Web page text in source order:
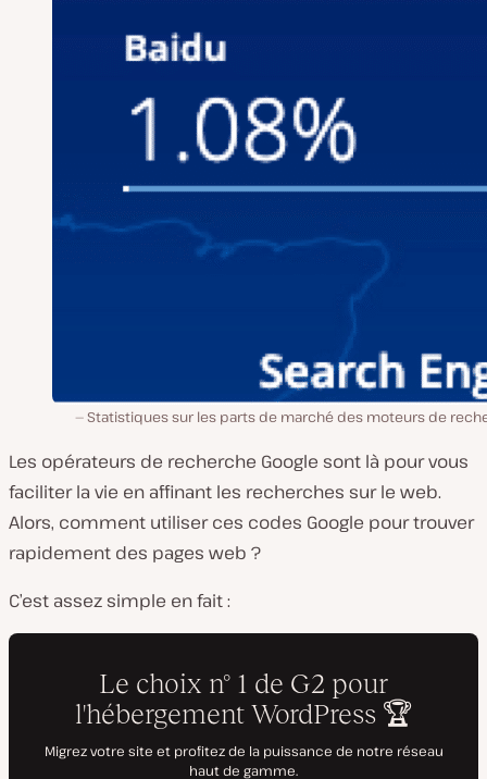
Statistiques sur les parts de marché des moteurs de
Les opérateurs de recherche Google sont là pour vous
faciliter la vie en affinant les recherches sur le web.
Alors, comment utiliser ces codes Google pour trouver
rapidement des pages web ?
C’est assez simple en fait :